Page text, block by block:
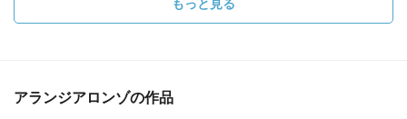
もっと見る
アランジアロンゾの作品